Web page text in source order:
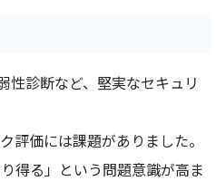
性診断など、堅実なセキュリ
価には課題がありました。
得る」という問題意識が高ま